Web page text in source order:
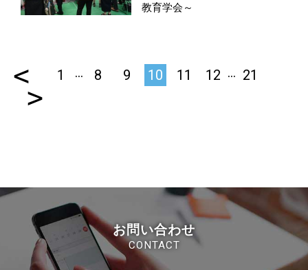
教育学会～
< 1 … 8 9 10 11 12 … 21
>
お問い合わせ
CONTACT